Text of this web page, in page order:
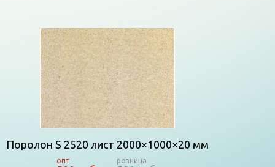
Поролон S 2520 лист 2000×1000×20 мм